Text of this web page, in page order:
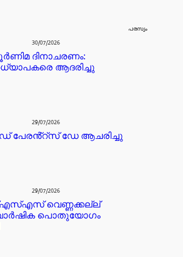
പരസ്യം
30/07/2026
ദിനാചരണം:
ആദരിച്ചു
29/07/2026
പേരൻ്റ്സ് ഡേ ആചരിച്ചു
29/07/2026
വെണ്ണക്കല്ല്
വാർഷിക പൊതുയോഗം